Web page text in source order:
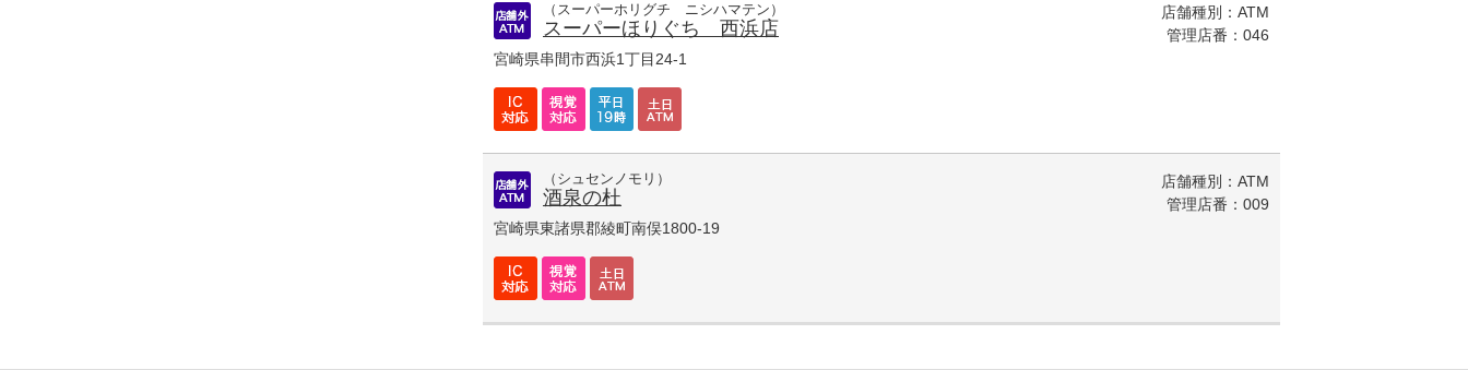
（スーパーホリグチ ニシハマテン）
スーパーほりぐち 西浜店
宮崎県串間市西浜1丁目24-1
店舗種別：ATM
管理店番：046
（シュセンノモリ）
酒泉の杜
宮崎県東諸県郡綾町南俣1800-19
店舗種別：ATM
管理店番：009